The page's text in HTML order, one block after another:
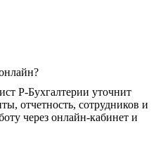
Р-Бухгалтерии уточнит
отчетность, сотрудников и
через онлайн-кабинет и